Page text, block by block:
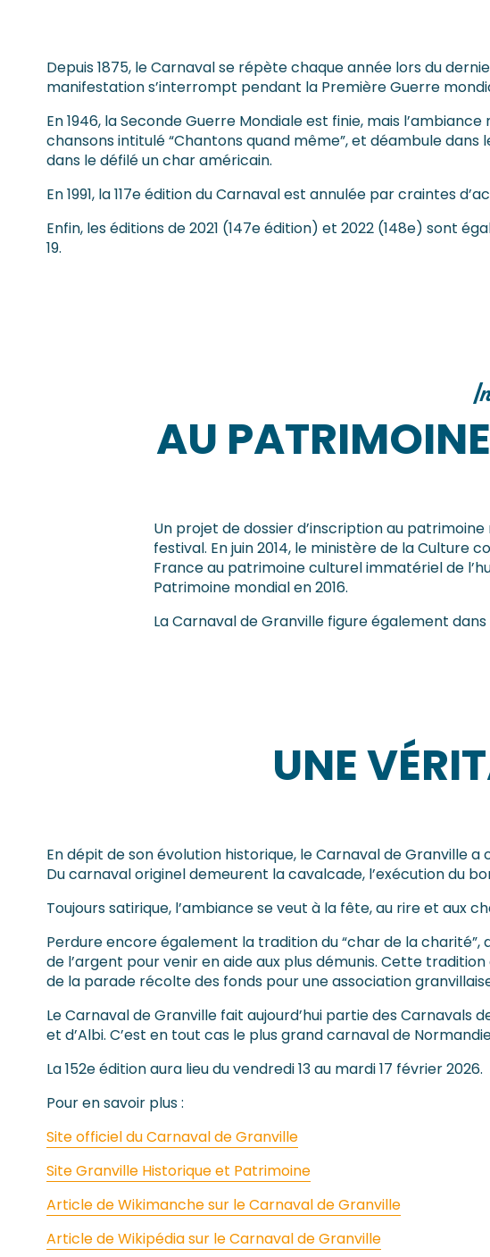
Depuis 1875, le Carnaval se répète chaque année lors du
manifestation s’interrompt pendant la Première Guerre
En 1946, la Seconde Guerre Mondiale est finie, mais
chansons intitulé “Chantons quand même”, et déambule
dans le défilé un char américain.
En 1991, la 117e édition du Carnaval est annulée par craintes
Enfin, les éditions de 2021 (147e édition) et 2022 (148e) sont
19.
AU
Un projet de dossier d’inscription au patrimoine
festival. En juin 2014, le ministère de la
France au patrimoine culturel immatériel de
Patrimoine mondial en 2016.
La Carnaval de Granville figure également
UNE
En dépit de son évolution historique, le Carnaval de Granville
Du carnaval originel demeurent la cavalcade, l’exécution du
Toujours satirique, l’ambiance se veut à la fête, au rire et aux
Perdure encore également la tradition du “char de la
de l’argent pour venir en aide aux plus démunis. Cette
de la parade récolte des fonds pour une association
Le Carnaval de Granville fait aujourd’hui partie des Carnavals
et d’Albi. C’est en tout cas le plus grand carnaval de
La 152e édition aura lieu du vendredi 13 au mardi 17 février 2026.
Pour en savoir plus :
Site officiel du Carnaval de Granville
Site Granville Historique et Patrimoine
Article de Wikimanche sur le Carnaval de Granville
Article de Wikipédia sur le Carnaval de Granville